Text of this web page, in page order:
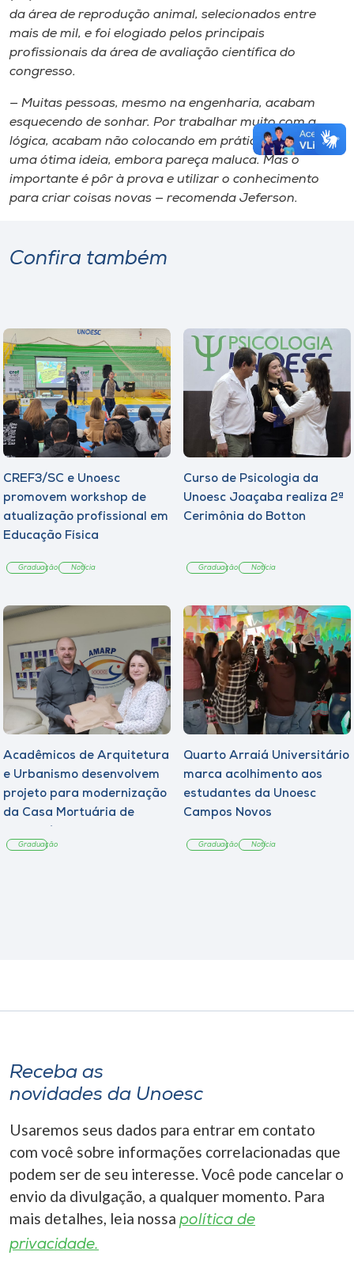
da área de reprodução animal, selecionados entre
mais de mil, e foi elogiado pelos principais
profissionais da área de avaliação científica do
congresso.
— Muitas pessoas, mesmo na engenharia, acabam
esquecendo de sonhar. Por trabalhar muito com a
lógica, acabam não colocando em prática o que seria
uma ótima ideia, embora pareça maluca. Mas o
importante é pôr à prova e utilizar o conhecimento
para criar coisas novas — recomenda Jeferson.
Confira também
CREF3/SC e Unoesc
promovem workshop de
atualização profissional em
Educação Física
Graduação Notícia
Curso de Psicologia da
Unoesc Joaçaba realiza 2ª
Cerimônia do Botton
Graduação Notícia
Acadêmicos de Arquitetura
e Urbanismo desenvolvem
projeto para modernização
da Casa Mortuária de
Graduação
Quarto Arraiá Universitário
marca acolhimento aos
estudantes da Unoesc
Campos Novos
Graduação Notícia
Receba as
novidades da Unoesc
Usaremos seus dados para entrar em contato
com você sobre informações correlacionadas que
podem ser de seu interesse. Você pode cancelar o
envio da divulgação, a qualquer momento. Para
mais detalhes, leia nossa política de
privacidade.